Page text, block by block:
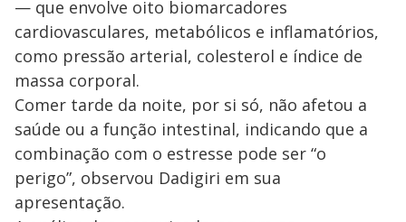
y
V
i
d
M
d
— que envolve oito biomarcadores
cardiovasculares, metabólicos e inflamatórios,
como pressão arterial, colesterol e índice de
massa corporal.
Comer tarde da noite, por si só, não afetou a
saúde ou a função intestinal, indicando que a
combinação com o estresse pode ser “o
perigo”, observou Dadigiri em sua
apresentação.